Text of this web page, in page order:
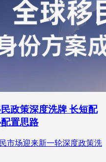
政策深度洗牌 长短配
置思路
市场迎来新一轮深度政策洗